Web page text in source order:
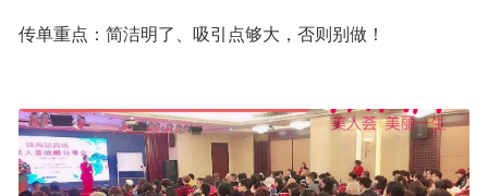
传单重点：简洁明了、吸引点够大，否则别做！